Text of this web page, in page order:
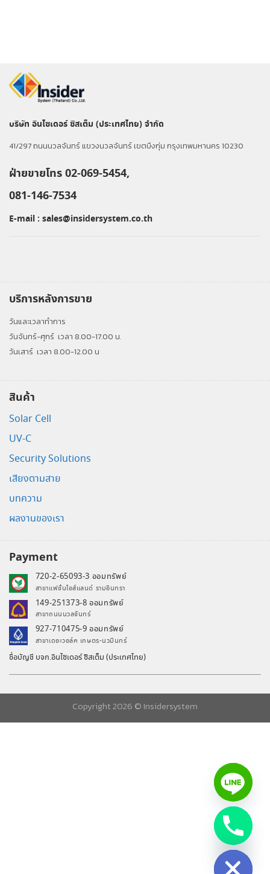
บริษัท อินไซเดอร์ ซิสเต็ม (ประเทศไทย) จำกัด
41/297 ถนนนวลจันทร์ แขวงนวลจันทร์ เขตบึงกุ่ม กรุงเทพมหานคร 10230
ฝ่ายขายโทร 02-069-5454,
081-146-7534
E-mail : sales@insidersystem.co.th
บริการหลังการขาย
วันและเวลาทำการ
วันจันทร์-ศุกร์ เวลา 8.00-17.00 น.
วันเสาร์ เวลา 8.00-12.00 น
สินค้า
Solar Cell
UV-C
Security Solutions
เสียงตามสาย
บทความ
ผลงานของเรา
Payment
720-2-65093-3 ออมทรัพย์
สาขาแฟชั่นไอส์แลนด์ รามอินทรา
149-251373-8 ออมทรัพย์
สาขาถนนนวลจันทร์
927-710475-9 ออมทรัพย์
สาขาเดอะวอล์ค เกษตร-นวมินทร์
ชื่อบัญชี บจก.อินไซเดอร์ ซิสเต็ม (ประเทศไทย)
Copyright 2026 © Insidersystem
Hide
chaty